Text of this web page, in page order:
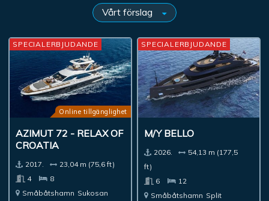
Online tillgänglighet
AZIMUT 72 - RELAX OF
CROATIA
2017.
23,04 m (75,6 ft)
4
8
Småbåtshamn Sukosan
SPECIALERBJUDANDE
M/Y BELLO
2026.
54,13 m (177,5
ft)
6
12
Småbåtshamn Split
SPECIALERBJUDANDE